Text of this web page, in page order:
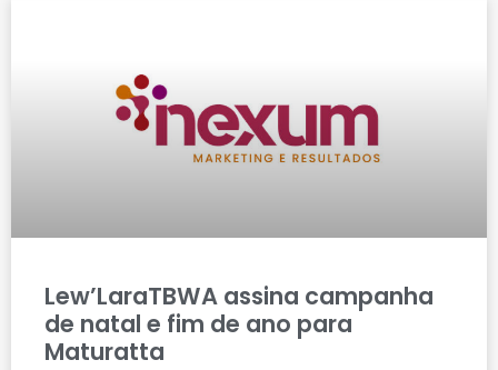
Lew’LaraTBWA assina campanha
de natal e fim de ano para
Maturatta